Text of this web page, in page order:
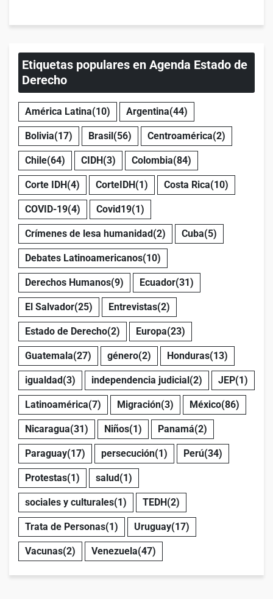
Etiquetas populares en Agenda Estado de
Derecho
América Latina(10) Argentina(44)
Bolivia(17) Brasil(56) Centroamérica(2)
Chile(64) CIDH(3) Colombia(84)
Corte IDH(4) CorteIDH(1) Costa Rica(10)
COVID-19(4) Covid19(1)
Crímenes de lesa humanidad(2) Cuba(5)
Debates Latinoamericanos(10)
Derechos Humanos(9) Ecuador(31)
El Salvador(25) Entrevistas(2)
Estado de Derecho(2) Europa(23)
Guatemala(27) género(2) Honduras(13)
igualdad(3) independencia judicial(2) JEP(1)
Latinoamérica(7) Migración(3) México(86)
Nicaragua(31) Niños(1) Panamá(2)
Paraguay(17) persecución(1) Perú(34)
Protestas(1) salud(1)
sociales y culturales(1) TEDH(2)
Trata de Personas(1) Uruguay(17)
Vacunas(2) Venezuela(47)